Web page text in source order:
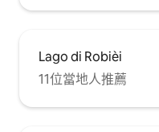
Lago di Robièi
11位當地人推薦